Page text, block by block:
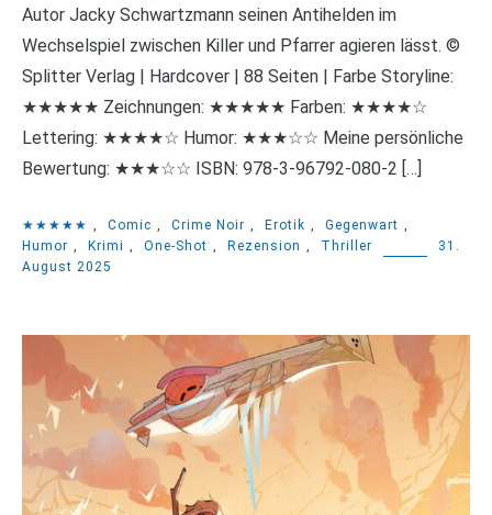
Autor Jacky Schwartzmann seinen Antihelden im
Wechselspiel zwischen Killer und Pfarrer agieren lässt. ©
Splitter Verlag | Hardcover | 88 Seiten | Farbe Storyline:
★★★★★ Zeichnungen: ★★★★★ Farben: ★★★★☆
Lettering: ★★★★☆ Humor: ★★★☆☆ Meine persönliche
Bewertung: ★★★☆☆ ISBN: 978-3-96792-080-2 […]
★★★★★ , Comic , Crime Noir , Erotik , Gegenwart ,
Humor , Krimi , One-Shot , Rezension , Thriller
31.
August 2025